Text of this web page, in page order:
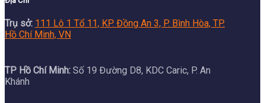
Trụ sở: 111 Lô 1 Tổ 11, KP. Đồng An 3, P. Bình Hòa, TP.
Hồ Chí Minh, VN
TP Hồ Chí Minh: Số 19 Đường D8, KDC Caric, P. An
Khánh